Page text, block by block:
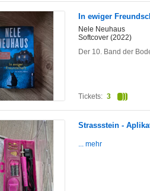
In ewiger
Nele Neuhaus
Softcover (2022)
Der 10. Band der
Tickets: 3
Strassstein -
... mehr